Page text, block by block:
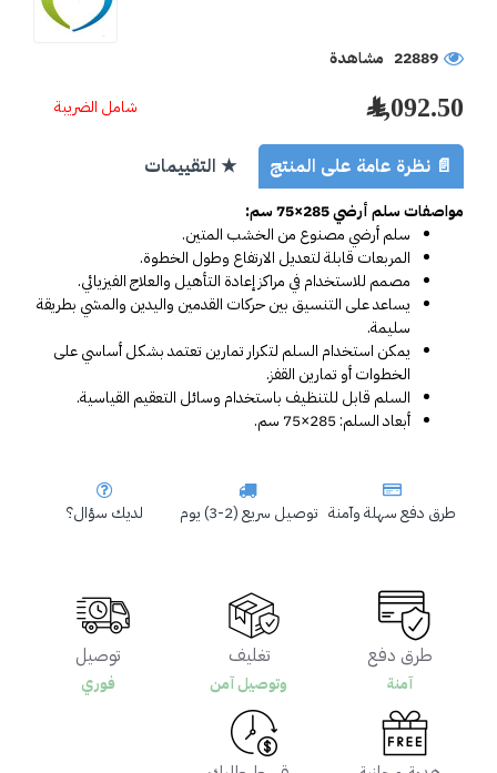
22889 مشاهدة
1,092.50 ﷼ شامل الضريبة
طرق دفع سهلة وآمنة توصيل سريع (2-3) يوم لديك سؤال؟
📄 نظرة عامة على المنتج ★ التقييمات
مواصفات سلم أرضي 285×75 سم:
سلم أرضي مصنوع من الخشب المتين.
المربعات قابلة لتعديل الارتفاع وطول الخطوة.
مصمم للاستخدام في مراكز إعادة التأهيل والعلاج الفيزيائي.
سليمة.
الخطوات أو تمارين القفز.
السلم قابل للتنظيف باستخدام وسائل التعقيم القياسية.
أبعاد السلم: 285×75 سم.
طرق دفع
آمنة
تغليف
وتوصيل آمن
توصيل
فوري